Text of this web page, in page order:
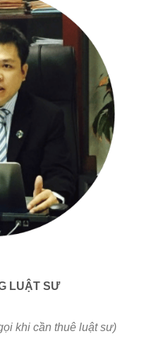
LUẬT SƯ
khi cần thuê luật sư)